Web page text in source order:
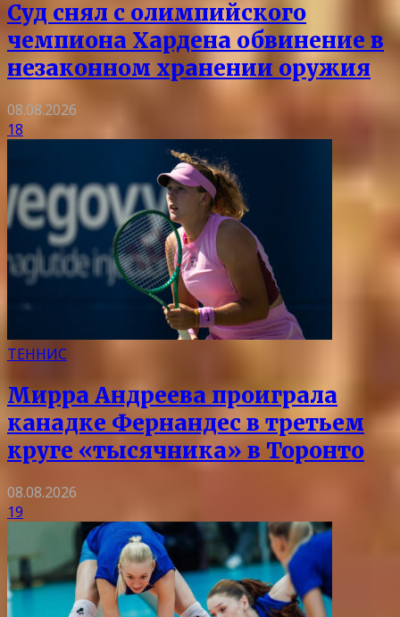
Суд снял с олимпийского
чемпиона Хардена обвинение в
незаконном хранении оружия
08.08.2026
18
ТЕННИС
Мирра Андреева проиграла
канадке Фернандес в третьем
круге «тысячника» в Торонто
08.08.2026
19